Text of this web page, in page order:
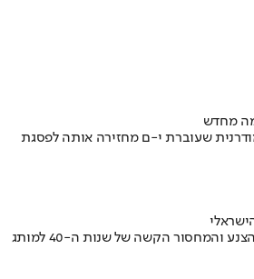
מחדש
שעוברת י-ם מחזירה אותה לפסגת
איך אסם הפכה את תקופת הצנע והמחסור הקשה של שנות ה-40 למותג